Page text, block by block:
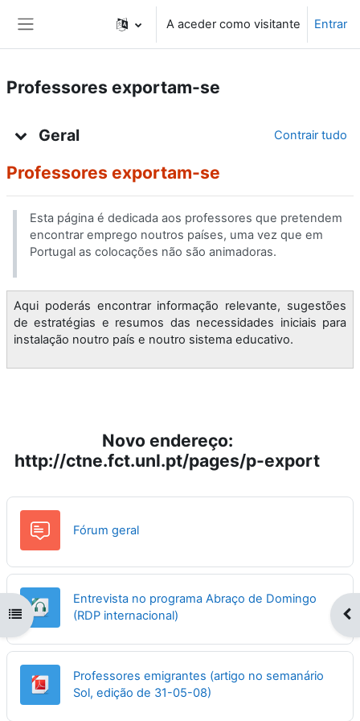
A aceder como visitante Entrar
Abrir índice da disciplina
Professores exportam-se
Geral Contrair tudo
Professores exportam-se
Esta página é dedicada aos professores que pretendem
encontrar emprego noutros países, uma vez que em
Portugal as colocações não são animadoras.
Aqui poderás encontrar informação relevante, sugestões
de estratégias e resumos das necessidades iniciais para
instalação noutro país e noutro sistema educativo.
Novo endereço:
http://ctne.fct.unl.pt/pages/p-export
Fórum geral
Entrevista no programa Abraço de Domingo
(RDP internacional)
Professores emigrantes (artigo no semanário
Sol, edição de 31-05-08)